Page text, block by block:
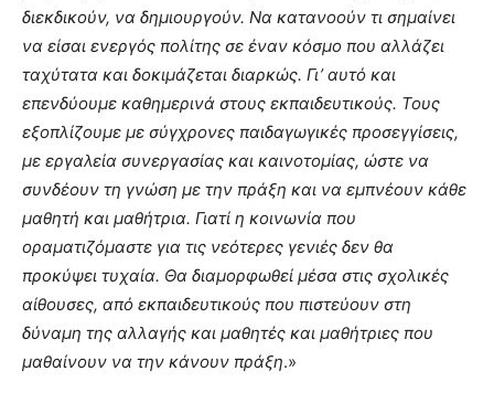
διεκδικούν, να δημιουργούν. Να κατανοούν τι σημαίνει
να είσαι ενεργός πολίτης σε έναν κόσμο που αλλάζει
ταχύτατα και δοκιμάζεται διαρκώς. Γι’ αυτό και
επενδύουμε καθημερινά στους εκπαιδευτικούς. Τους
εξοπλίζουμε με σύγχρονες παιδαγωγικές προσεγγίσεις,
με εργαλεία συνεργασίας και καινοτομίας, ώστε να
συνδέουν τη γνώση με την πράξη και να εμπνέουν κάθε
μαθητή και μαθήτρια. Γιατί η κοινωνία που
οραματιζόμαστε για τις νεότερες γενιές δεν θα
προκύψει τυχαία. Θα διαμορφωθεί μέσα στις σχολικές
αίθουσες, από εκπαιδευτικούς που πιστεύουν στη
δύναμη της αλλαγής και μαθητές και μαθήτριες που
μαθαίνουν να την κάνουν πράξη.»